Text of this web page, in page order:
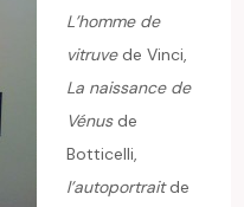
L’homme de
vitruvede Vinci,
La naissance de
Vénusde
Botticelli,
l’autoportraitde